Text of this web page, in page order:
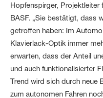
Hopfenspirger,
BASF. „Sie bestätigt, dass
getroffen haben: Im
Klavierlack-Optik immer
erwarten, dass der Anteil
und auch funktionalisierter
Trend wird sich durch neue
zum autonomen Fahren